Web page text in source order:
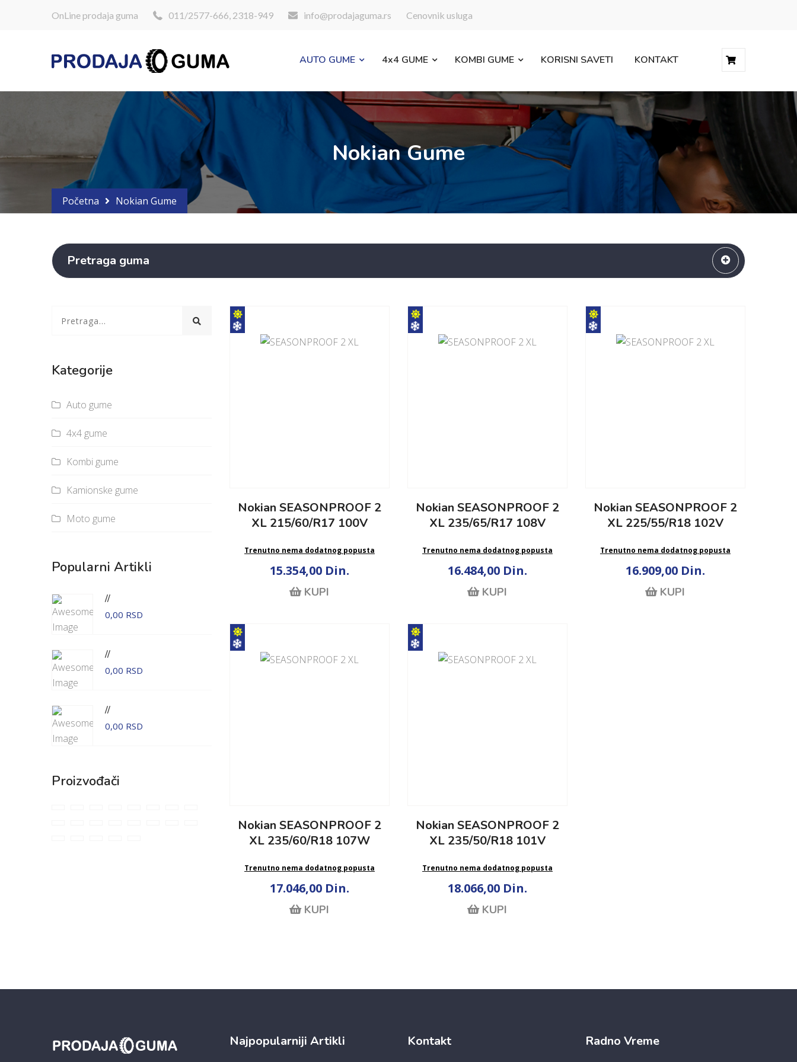
OnLine prodaja guma 011/2577-666, 2318-949 info@prodajaguma.rs Cenovnik usluga
AUTO GUME 4x4 GUME KOMBI GUME KORISNI SAVETI KONTAKT
Nokian Gume
Početna Nokian Gume
Pretraga guma
Nokian SEASONPROOF 2
XL 215/60/R17 100V
Trenutno nema dodatnog popusta
15.354,00 Din.
KUPI
Nokian SEASONPROOF 2
XL 235/65/R17 108V
Trenutno nema dodatnog popusta
16.484,00 Din.
KUPI
Nokian SEASONPROOF 2
XL 225/55/R18 102V
Trenutno nema dodatnog popusta
16.909,00 Din.
KUPI
Nokian SEASONPROOF 2
XL 235/60/R18 107W
Trenutno nema dodatnog popusta
17.046,00 Din.
KUPI
Nokian SEASONPROOF 2
XL 235/50/R18 101V
Trenutno nema dodatnog popusta
18.066,00 Din.
KUPI
Kategorije
Auto gume
4x4 gume
Kombi gume
Kamionske gume
Moto gume
Popularni Artikli
//
0,00 RSD
//
0,00 RSD
//
0,00 RSD
Proizvođači
Najpopularniji Artikli Kontakt Radno Vreme